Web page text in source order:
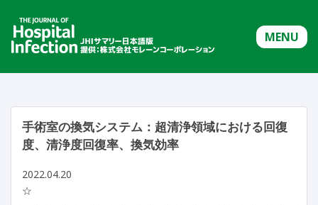
MENU
手術室の換気システム：超清浄領域における回復
度、清浄度回復率、換気効率
2022.04.20
☆